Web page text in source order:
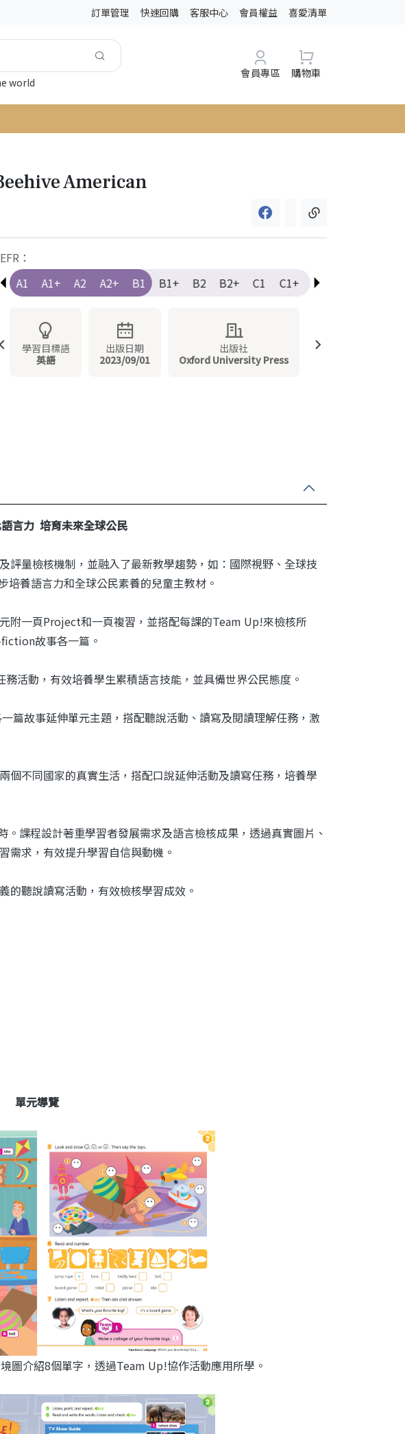
訂單管理 快速回購 客服中心 會員權益 喜愛清單
world
會員專區 購物車
American
：
A1 A1+ A2 A2+ B1 B1+ B2 B2+ C1 C1+ C2
學習目標語
英語
出版日期
2023/09/01
出版社
Oxford University Press
言力 培育未來全球公民
評量檢核機制，並融入了最新教學趨勢，如：國際視野、全球技
養語言力和全球公民素養的兒童主教材。
附一頁Project和一頁複習，並搭配每課的Team Up!來檢核所
故事各一篇。
活動，有效培養學生累積語言技能，並具備世界公民態度。
故事延伸單元主題，搭配聽說活動、讀寫及閱讀理解任務，激
個不同國家的真實生活，搭配口說延伸活動及讀寫任務，培養學
課程設計著重學習者發展需求及語言檢核成果，透過真實圖片、
需求，有效提升學習自信與動機。
的聽說讀寫活動，有效檢核學習成效。
單元導覽
圖介紹8個單字，透過Team Up!協作活動應用所學。